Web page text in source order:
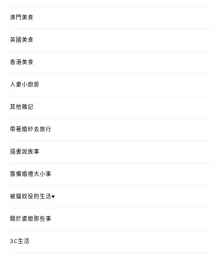
澳門美食
英國美食
香港美食
人妻小廚房
其他雜記
帶著婚紗去旅行
插畫說故事
籌備婚禮大小事
被貓奴役的生活♥
關於婆媳那些事
3C生活